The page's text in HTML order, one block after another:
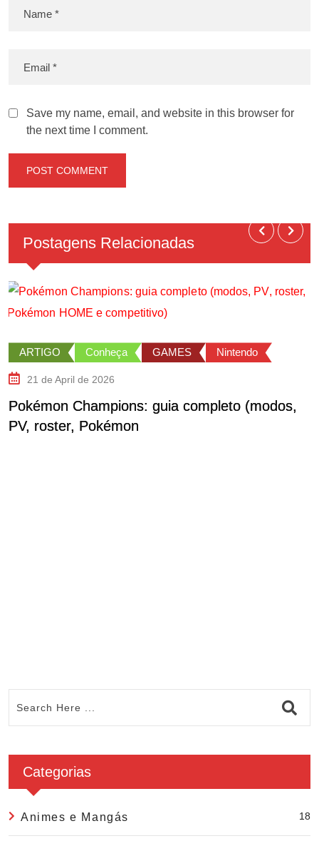
Save my name, email, and website in this browser for
the next time I comment.
Postagens Relacionadas
ARTIGO Conheça GAMES Nintendo
21 de April de 2026
Pokémon Champions: guia completo (modos,
PV, roster, Pokémon
Categorias
Animes e Mangás 18